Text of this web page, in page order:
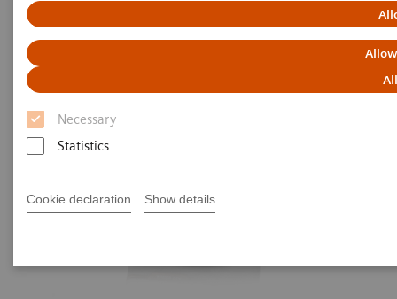
Necessary
Statistics
Cookie declaration Show details